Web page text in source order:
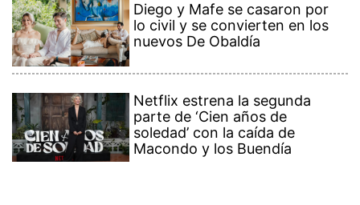
Diego y Mafe se casaron por
lo civil y se convierten en los
nuevos De Obaldía
Netflix estrena la segunda
parte de ‘Cien años de
soledad’ con la caída de
Macondo y los Buendía